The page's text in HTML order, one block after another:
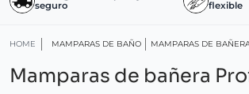
seguro
flexible
HOME MAMPARAS DE BAÑO MAMPARAS DE
Mamparas de bañera